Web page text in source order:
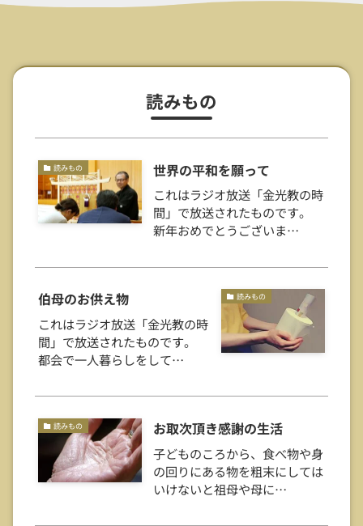
読みもの
読みもの 世界の平和を願って
これはラジオ放送「金光教の時
間」で放送されたものです。
新年おめでとうございま…
読みもの
伯母のお供え物
これはラジオ放送「金光教の時
間」で放送されたものです。
都会で一人暮らしをして…
読みもの お取次頂き感謝の生活
子どものころから、食べ物や身
の回りにある物を粗末にしては
いけないと祖母や母に…